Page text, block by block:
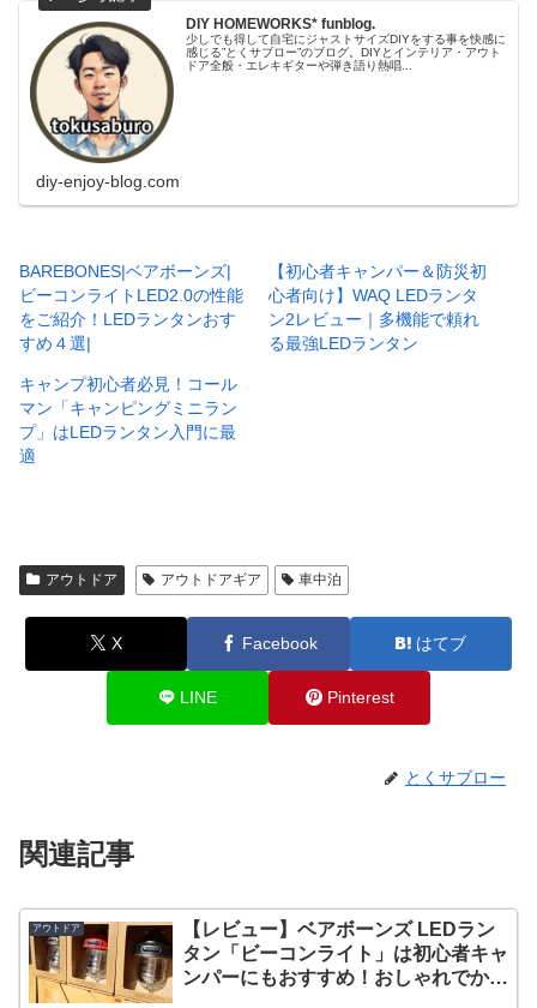
DIY HOMEWORKS* funblog.
少しでも得して自宅にジャストサイズDIYをする事を快感に
感じる”とくサブロー”のブログ。DIYとインテリア・アウト
ドア全般・エレキギターや弾き語り熱唱...
diy-enjoy-blog.com
BAREBONES|ベアボーンズ|
ビーコンライトLED2.0の性能
をご紹介！LEDランタンおす
すめ４選|
【初心者キャンパー＆防災初
心者向け】WAQ LEDランタ
ン2レビュー｜多機能で頼れ
る最強LEDランタン
キャンプ初心者必見！コール
マン「キャンピングミニラン
プ」はLEDランタン入門に最
適
アウトドア アウトドアギア 車中泊
X Facebook はてブ
LINE Pinterest
とくサブロー
関連記事
アウトドア
【レビュー】ベアボーンズ LEDラン
タン「ビーコンライト」は初心者キャ
ンパーにもおすすめ！おしゃれでかわ